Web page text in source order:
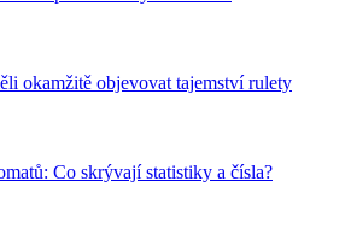
okamžitě objevovat tajemství rulety
Co skrývají statistiky a čísla?